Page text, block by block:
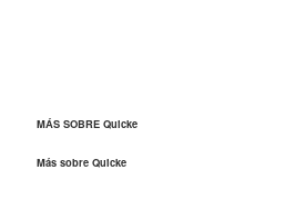
MÁS SOBRE Quicke
Más sobre Quicke